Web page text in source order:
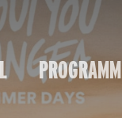
PROGRAMM